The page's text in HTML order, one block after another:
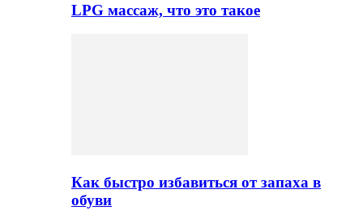
LPG массаж, что это такое
Как быстро избавиться от запаха в
обуви